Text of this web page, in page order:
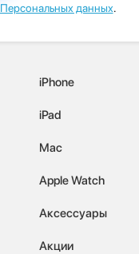
Персональных данных.
iPhone
iPad
Mac
Apple Watch
Аксессуары
Акции